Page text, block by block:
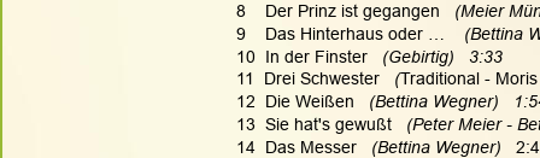
8    Der Prinz ist gegangen (Meier
9    Das Hinterhaus oder … (Bettina
10  In der Finster (Gebirtig)   3:33
11  Drei Schwester (Traditional -
12  Die Weißen (Bettina Wegner)
13  Sie hat's gewußt (Peter Meier -
14  Das Messer (Bettina Wegner)